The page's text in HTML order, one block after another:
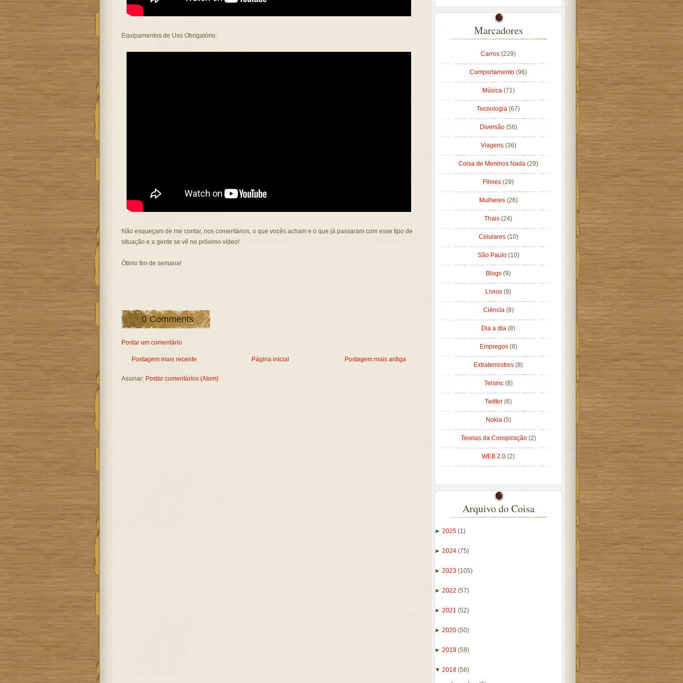
Equipamentos de Uso Obrigatório:
Não esqueçam de me contar, nos comentários, o que vocês acham e o que já passaram com esse tipo de
situação e a gente se vê no próximo vídeo!
Ótimo fim de semana!
0 Comments
Postar um comentário
Postagem mais recente Postagem mais antiga
Página inicial
Assinar: Postar comentários (Atom)
Marcadores
Carros (229)
Comportamento (96)
Música (71)
Tecnologia (67)
Diversão (56)
Viagens (36)
Coisa de Meninos Nada (29)
Filmes (29)
Mulheres (26)
Thais (24)
Celulares (10)
São Paulo (10)
Blogs (9)
Livros (9)
Ciência (8)
Dia a dia (8)
Empregos (8)
Extraterrestres (8)
Telsinc (8)
Twitter (6)
Nokia (5)
Teorias da Conspiração (2)
WEB 2.0 (2)
Arquivo do Coisa
► 2025 (1)
► 2024 (75)
► 2023 (105)
► 2022 (57)
► 2021 (52)
► 2020 (50)
► 2019 (58)
▼ 2018 (56)